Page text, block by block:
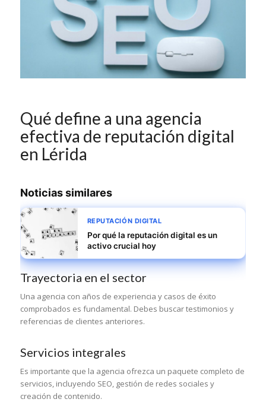
Qué define a una agencia
efectiva de reputación digital
en Lérida
Noticias similares
REPUTACIÓN DIGITAL
Por qué la reputación digital es un
activo crucial hoy
Trayectoria en el sector
Una agencia con años de experiencia y casos de éxito
comprobados es fundamental. Debes buscar testimonios y
referencias de clientes anteriores.
Servicios integrales
Es importante que la agencia ofrezca un paquete completo de
servicios, incluyendo SEO, gestión de redes sociales y
creación de contenido.